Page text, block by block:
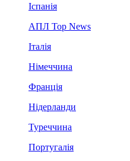
Іспанія
АПЛ Top News
Італія
Німеччина
Франція
Нідерланди
Туреччина
Португалія